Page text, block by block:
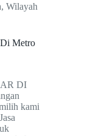
, Wilayah
Di Metro
DI
kami